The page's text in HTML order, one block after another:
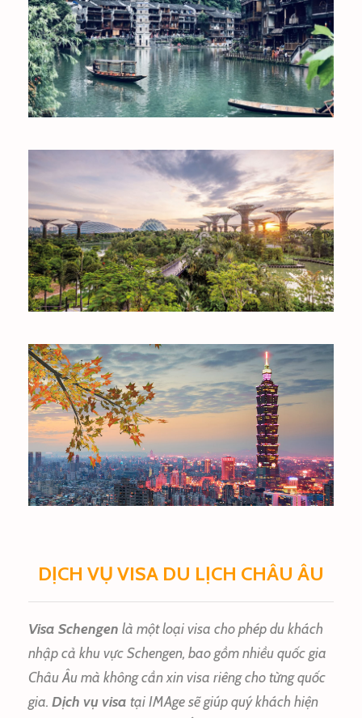
TRUNG QUỐC
SINGAPORE
ĐÀI LOAN
DỊCH VỤ VISA DU LỊCH CHÂU ÂU
Visa Schengen là một loại visa cho phép du khách
nhập cả khu vực Schengen, bao gồm nhiều quốc gia
Châu Âu mà không cần xin visa riêng cho từng quốc
gia. Dịch vụ visa tại IMAge sẽ giúp quý khách hiện